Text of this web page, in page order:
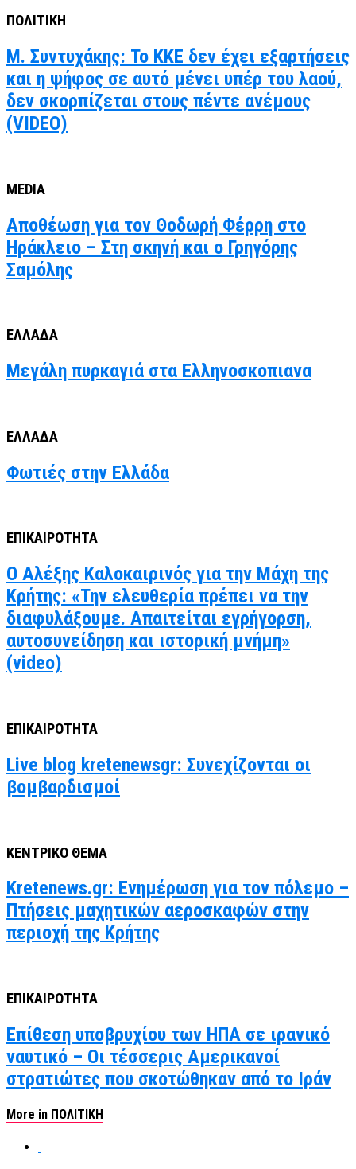
ΠΟΛΙΤΙΚΗ
Μ. Συντυχάκης: Το ΚΚΕ δεν έχει εξαρτήσεις
και η ψήφος σε αυτό μένει υπέρ του λαού,
δεν σκορπίζεται στους πέντε ανέμους
(VIDEO)
MEDIA
Αποθέωση για τον Θοδωρή Φέρρη στο
Ηράκλειο – Στη σκηνή και ο Γρηγόρης
Σαμόλης
ΕΛΛΑΔΑ
Μεγάλη πυρκαγιά στα Ελληνοσκοπιανα
ΕΛΛΑΔΑ
Φωτιές στην Ελλάδα
ΕΠΙΚΑΙΡΟΤΗΤΑ
Ο Αλέξης Καλοκαιρινός για την Μάχη της
Κρήτης: «Την ελευθερία πρέπει να την
διαφυλάξουμε. Απαιτείται εγρήγορση,
αυτοσυνείδηση και ιστορική μνήμη»
(video)
ΕΠΙΚΑΙΡΟΤΗΤΑ
Live blog kretenewsgr: Συνεχίζονται οι
βομβαρδισμοί
ΚΕΝΤΡΙΚΟ ΘΕΜΑ
Kretenews.gr: Ενημέρωση για τον πόλεμο –
Πτήσεις μαχητικών αεροσκαφών στην
περιοχή της Κρήτης
ΕΠΙΚΑΙΡΟΤΗΤΑ
Επίθεση υποβρυχίου των ΗΠΑ σε ιρανικό
ναυτικό – Οι τέσσερις Αμερικανοί
στρατιώτες που σκοτώθηκαν από το Ιράν
More in ΠΟΛΙΤΙΚΗ